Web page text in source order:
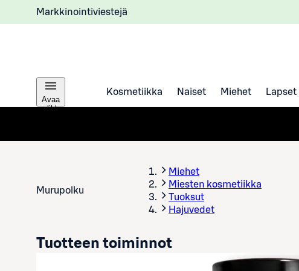
Markkinointiviestejä
Avaa
valikko
Kosmetiikka Naiset Miehet Lapset
Murupolku
Miehet
Miesten kosmetiikka
Tuoksut
Hajuvedet
Tuotteen toiminnot